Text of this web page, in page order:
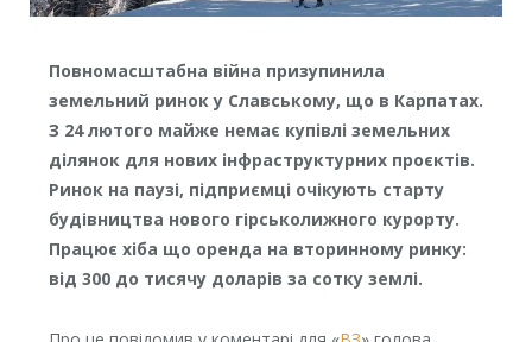
Повномасштабна війна призупинила
земельний ринок у Славському, що в Карпатах.
З 24 лютого майже немає купівлі земельних
ділянок для нових інфраструктурних проєктів.
Ринок на паузі, підприємці очікують старту
будівництва нового гірськолижного курорту.
Працює хіба що оренда на вторинному ринку:
від 300 до тисячу доларів за сотку землі.